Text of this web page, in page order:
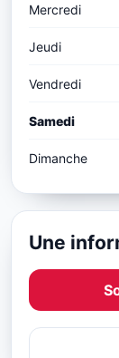
Mercredi
Jeudi
Vendredi
Samedi
Dimanche
Une